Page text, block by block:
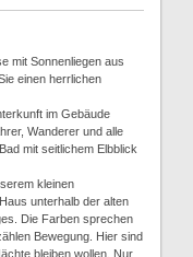
mit Sonnenliegen aus
einen herrlichen
im Gebäude
Wanderer und alle
mit seitlichem Elbblick
kleinen
unterhalb der alten
Die Farben sprechen
Bewegung. Hier sind
bleiben wollen. Nur